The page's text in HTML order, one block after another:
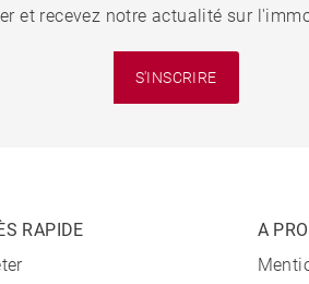
et recevez notre actualité sur
S'INSCRIRE
RAPIDE
A